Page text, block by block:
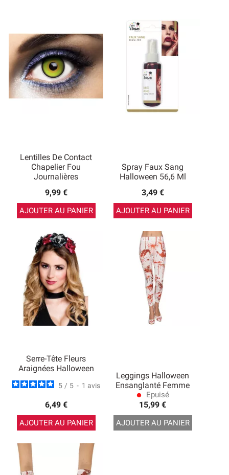
Lentilles De Contact
Chapelier Fou
Journalières
9,99 €
AJOUTER AU PANIER
Spray Faux Sang
Halloween 56,6 Ml
3,49 €
AJOUTER AU PANIER
Serre-Tête Fleurs
Araignées Halloween
5 / 5 - 1 avis
6,49 €
AJOUTER AU PANIER
Leggings Halloween
Ensanglanté Femme
lens Epuisé
15,99 €
AJOUTER AU PANIER